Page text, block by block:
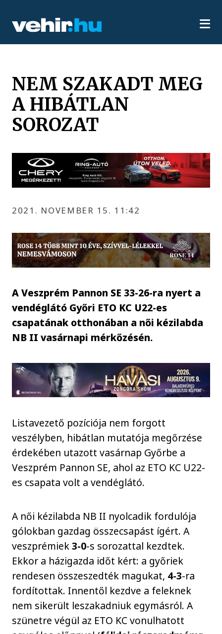
NEM SZAKADT MEG
A HIBÁTLAN
SOROZAT
2021. NOVEMBER 15. 11:42
A Veszprém Pannon SE 33-26-ra nyert a
vendéglátó Győri ETO KC U22-es
csapatának otthonában a női kézilabda
NB II vasárnapi mérkőzésén.
Listavezető pozíciója nem forgott
veszélyben, hibátlan mutatója megőrzése
érdekében utazott vasárnap Győrbe a
Veszprém Pannon SE, ahol az ETO KC U22-
es csapata volt a vendéglátó.
A női kézilabda NB II nyolcadik fordulója
gólokban gazdag összecsapást ígért. A
veszprémiek3-0-s sorozattal kezdtek.
Ekkor a házigazda időt kért: a győriek
rendesen összeszedték magukat, 4-3-ra
fordítottak. Innentől kezdve a feleknek
nem sikerült leszakadniuk egymásról. A
szünetre végül az ETO KC vonulhatott